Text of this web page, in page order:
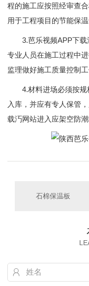
程的施工应按照经审查
用于工程项目的节能保温
3.芭乐视频APP下
专业人员在施工过程中进
监理做好施工质量控制工作
4.材料进场必须按规
入库，并应有专人保管
载汅网站进入应架空防潮堆
石棉保温板